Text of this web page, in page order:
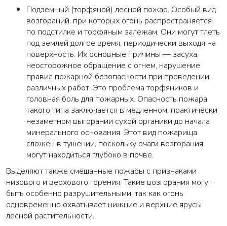
Подземный (торфяной) лесной пожар. Особый вид
возгораний, при которых огонь распространяется
по подстилке и торфяным залежам. Они могут тлеть
под землей долгое время, периодически выходя на
поверхность. Их основные причины — засуха,
неосторожное обращение с огнем, нарушение
правил пожарной безопасности при проведении
различных работ. Это проблема торфяников и
головная боль для пожарных. Опасность пожара
такого типа заключается в медленном, практически
незаметном выгорании сухой органики до начала
минерального основания. Этот вид пожарища
сложен в тушении, поскольку очаги возгорания
могут находиться глубоко в почве.
Выделяют также смешанные пожары с признаками
низового и верхового горения. Такие возгорания могут
быть особенно разрушительными, так как огонь
одновременно охватывает нижние и верхние ярусы
лесной растительности.